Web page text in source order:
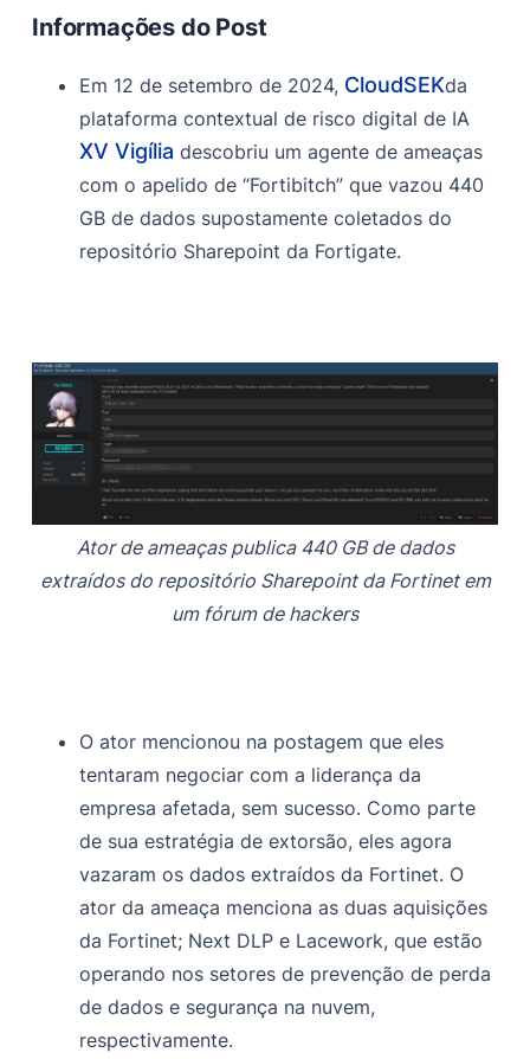
Informações do Post
Em 12 de setembro de 2024, CloudSEKda
plataforma contextual de risco digital de IA
XV Vigília descobriu um agente de ameaças
com o apelido de “Fortibitch” que vazou 440
GB de dados supostamente coletados do
repositório Sharepoint da Fortigate.
Ator de ameaças publica 440 GB de dados
extraídos do repositório Sharepoint da Fortinet em
um fórum de hackers
O ator mencionou na postagem que eles
tentaram negociar com a liderança da
empresa afetada, sem sucesso. Como parte
de sua estratégia de extorsão, eles agora
vazaram os dados extraídos da Fortinet. O
ator da ameaça menciona as duas aquisições
da Fortinet; Next DLP e Lacework, que estão
operando nos setores de prevenção de perda
de dados e segurança na nuvem,
respectivamente.